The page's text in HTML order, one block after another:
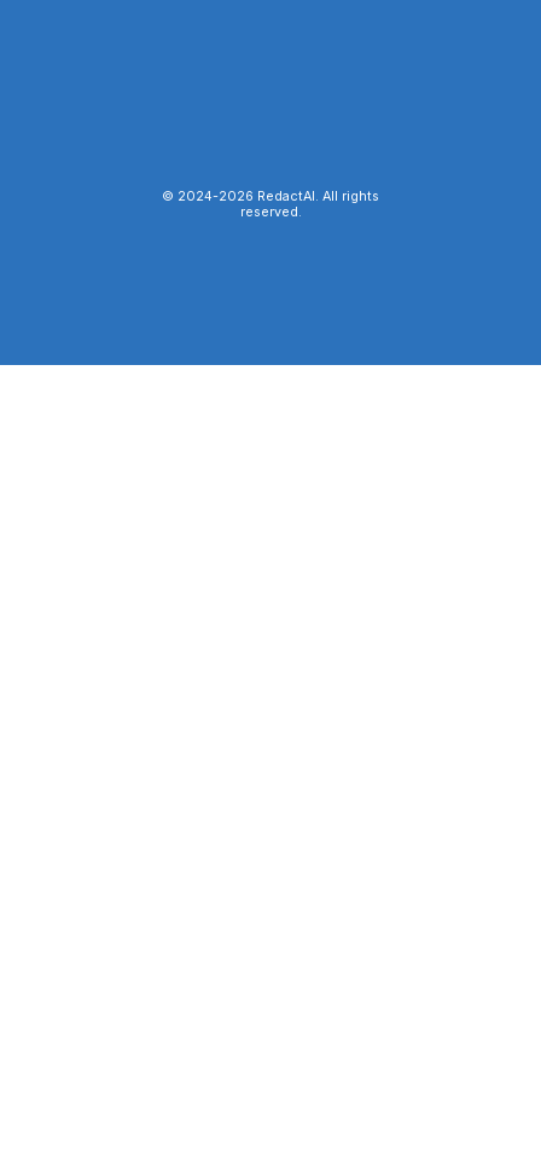
© 2024-2026 RedactAI. All rights
reserved.